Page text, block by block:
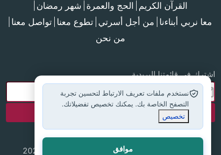
القرآن الكريم الحج والعمرة شهر رمضان
معا نربي أبناءنا من أجل أسرتي تطوع معنا تواصل معنا
من نحن
اشترك في قائمتنا البريدية
جميع الحقوق محفوظة لموقع إسلام أون لاين © 2025
نستخدم ملفات تعريف الارتباط لتحسين تجربة
التصفح الخاصة بك. يمكنك تخصيص تفضيلاتك.
تخصيص
موافق